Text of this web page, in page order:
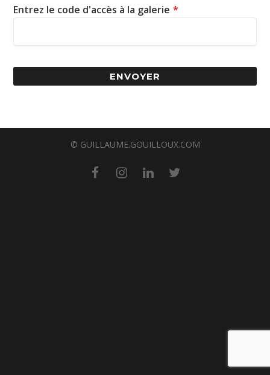
Entrez le code d'accès à la galerie *
ENVOYER
© GUILLAUME.GOUILLOUX.COM